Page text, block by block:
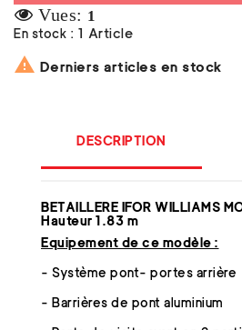
Vues: 1
En stock : 1 Article
 Derniers articles en stock
DESCRIPTION
BETAILLERE IFOR WILLIAMS
Hauteur 1.83 m
Equipement de ce modèle :
- Système pont- portes arrière
- Barrières de pont aluminium